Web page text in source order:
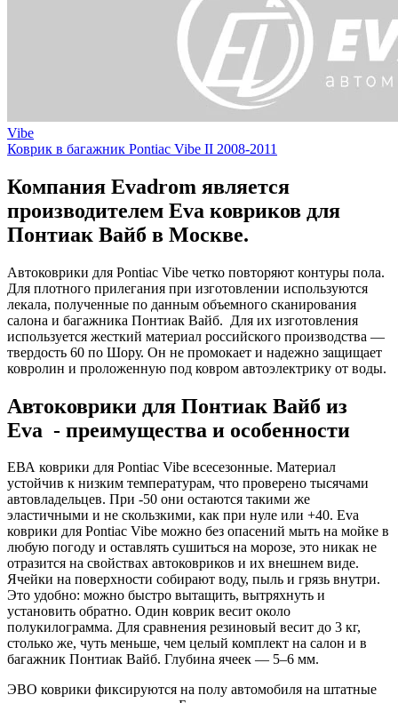
Vibe
Коврик в багажник Pontiac Vibe II 2008-2011
Компания Evadrom является
производителем Eva ковриков для
Понтиак Вайб в Москве.
Автоковрики для Pontiac Vibe четко повторяют контуры пола.
Для плотного прилегания при изготовлении используются
лекала, полученные по данным объемного сканирования
салона и багажника Понтиак Вайб. Для их изготовления
используется жесткий материал российского производства —
твердость 60 по Шору. Он не промокает и надежно защищает
ковролин и проложенную под ковром автоэлектрику от воды.
Автоковрики для Понтиак Вайб из
Eva - преимущества и особенности
ЕВА коврики для Pontiac Vibe всесезонные. Материал
устойчив к низким температурам, что проверено тысячами
автовладельцев. При -50 они остаются такими же
эластичными и не скользкими, как при нуле или +40. Eva
коврики для Pontiac Vibe можно без опасений мыть на мойке в
любую погоду и оставлять сушиться на морозе, это никак не
отразится на свойствах автоковриков и их внешнем виде.
Ячейки на поверхности собирают воду, пыль и грязь внутри.
Это удобно: можно быстро вытащить, вытряхнуть и
установить обратно. Один коврик весит около
полукилограмма. Для сравнения резиновый весит до 3 кг,
столько же, чуть меньше, чем целый комплект на салон и в
багажник Понтиак Вайб. Глубина ячеек — 5–6 мм.
ЭВО коврики фиксируются на полу автомобиля на штатные